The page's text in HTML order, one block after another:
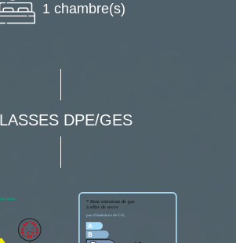
1 chambre(s)
DPE/GES